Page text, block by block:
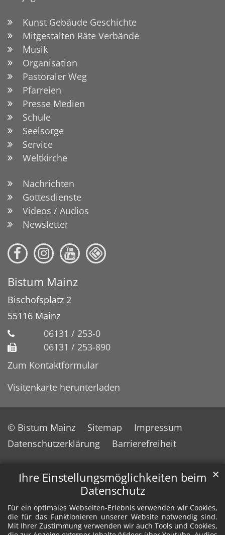
Ihre Einstellungsmöglichkeiten beim
Datenschutz
Für ein optimales Webseiten-Erlebnis verwenden wir Cookies,
die für das Funktionieren unserer Website notwendig sind.
Mit Ihrer Zustimmung verwenden wir auch Tools und Cookies,
✕
Kunst Gebäude Geschichte
Mitgestalten Räte Verbände
Musik
Organisation
Pastoraler Weg
Pfarreien
Presse Medien
Schule
Seelsorge
Service
Weltkirche
Nachrichten
Gottesdienste
Videos / Audios
Newsletter
Bistum Mainz
Bischofsplatz 2
55116 Mainz
06131 / 253-0
06131 / 253-890
Zum Kontaktformular
Visitenkarte herunterladen
© Bistum Mainz Sitemap
Impressum
Datenschutzerklärung
Barrierefreiheit